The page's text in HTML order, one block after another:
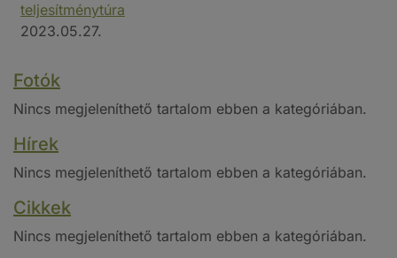
teljesítménytúra
2023.05.27.
Fotók
Nincs megjeleníthető tartalom ebben a kategóriában.
Hírek
Nincs megjeleníthető tartalom ebben a kategóriában.
Cikkek
Nincs megjeleníthető tartalom ebben a kategóriában.